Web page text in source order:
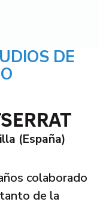
DE
(España)
colaborado
de la